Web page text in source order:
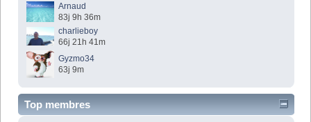
Arnaud
83j 9h 36m
charlieboy
66j 21h 41m
Gyzmo34
63j 9m
Top membres